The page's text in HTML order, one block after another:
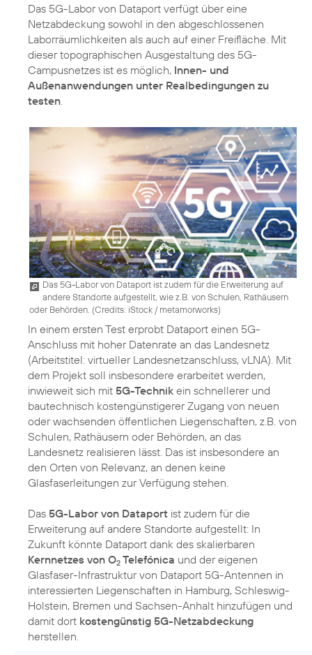
Das 5G-Labor von Dataport verfügt über eine
Netzabdeckung sowohl in den abgeschlossenen
Laborräumlichkeiten als auch auf einer Freifläche. Mit
dieser topographischen Ausgestaltung des 5G-
Campusnetzes ist es möglich, Innen- und
Außenanwendungen unter Realbedingungen zu
testen
Das 5G-Labor von Dataport ist zudem für die Erweiterung auf
andere Standorte aufgestellt, wie z.B. von Schulen, Rathäusern
oder Behörden. (Credits: iStock / metamorworks)
In einem ersten Test erprobt Dataport einen 5G-
Anschluss mit hoher Datenrate an das Landesnetz
(Arbeitstitel: virtueller Landesnetzanschluss, vLNA). Mit
dem Projekt soll insbesondere erarbeitet werden,
inwieweit sich mit 5G-Technik ein schnellerer und
bautechnisch kostengünstigerer Zugang von neuen
oder wachsenden öffentlichen Liegenschaften, z.B. von
Schulen, Rathäusern oder Behörden, an das
Landesnetz realisieren lässt. Das ist insbesondere an
den Orten von Relevanz, an denen keine
Glasfaserleitungen zur Verfügung stehen.
Das 5G-Labor von Dataport ist zudem für die
Erweiterung auf andere Standorte aufgestellt: In
Zukunft könnte Dataport dank des skalierbaren
Kernnetzes von O2 Telefónica und der eigenen
Glasfaser-Infrastruktur von Dataport 5G-Antennen in
interessierten Liegenschaften in Hamburg, Schleswig-
Holstein, Bremen und Sachsen-Anhalt hinzufügen und
damit dort kostengünstig 5G-Netzabdeckung
herstellen.